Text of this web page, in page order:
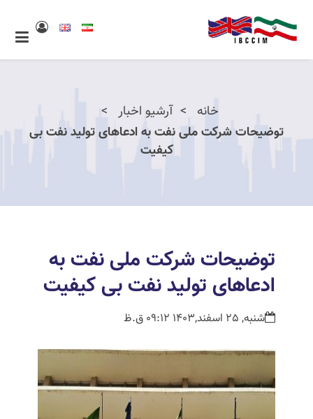
خانه
آرشیو اخبار
توضیحات شرکت ملی نفت به ادعاهای تولید نفت بی
کیفیت
توضیحات شرکت ملی نفت به
ادعاهای تولید نفت بی کیفیت
شنبه, 25 اسفند,1403 09:12 ق.ظ